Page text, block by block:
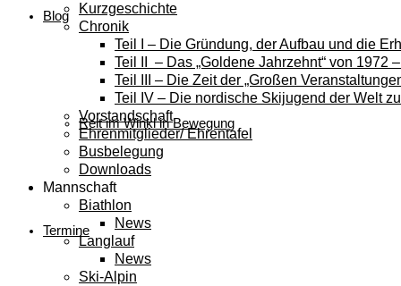
Blog
Reit im Winkl in Bewegung
Termine
Kurzgeschichte
Chronik
Teil I – Die Gründung, der Aufbau und die
Teil II – Das „Goldene Jahrzehnt“ von 1972
Teil III – Die Zeit der „Großen
Teil IV – Die nordische Skijugend der Welt
Vorstandschaft
Ehrenmitglieder/ Ehrentafel
Busbelegung
Downloads
Mannschaft
Biathlon
News
Langlauf
News
Ski-Alpin